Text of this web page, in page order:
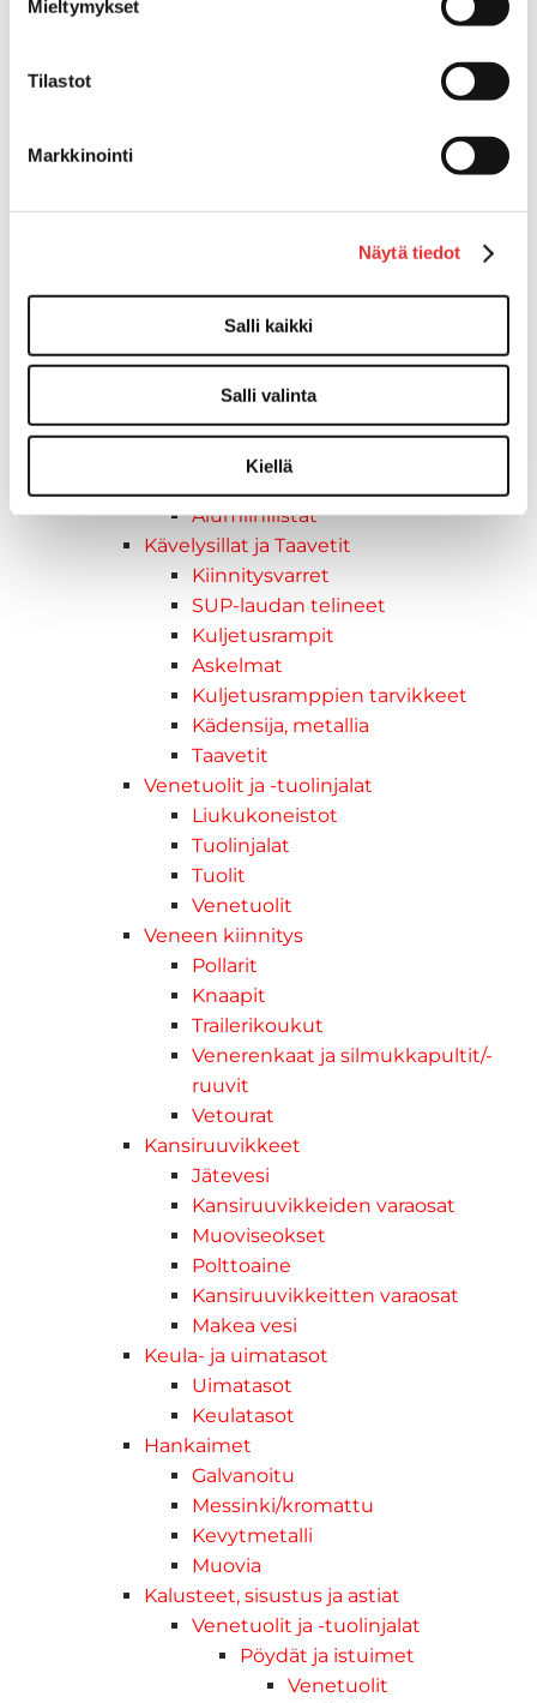
Mieltymykset
Tilastot
Markkinointi
Näytä tiedot
Salli kaikki
Salli valinta
Kiellä
Kävelysillat
Lepuuttajan kiinnike
Tuulilasin kiinnike
Reuna-, köli-, törmäyslistat ja kansikate
Törmäyslista
Kansikate
Alumiinilistat
Kävelysillat ja Taavetit
Kiinnitysvarret
SUP-laudan telineet
Kuljetusrampit
Askelmat
Kuljetusramppien tarvikkeet
Kädensija, metallia
Taavetit
Venetuolit ja -tuolinjalat
Liukukoneistot
Tuolinjalat
Tuolit
Venetuolit
Veneen kiinnitys
Pollarit
Knaapit
Trailerikoukut
Venerenkaat ja silmukkapultit/-
ruuvit
Vetourat
Kansiruuvikkeet
Jätevesi
Kansiruuvikkeiden varaosat
Muoviseokset
Polttoaine
Kansiruuvikkeitten varaosat
Makea vesi
Keula- ja uimatasot
Uimatasot
Keulatasot
Hankaimet
Galvanoitu
Messinki/kromattu
Kevytmetalli
Muovia
Kalusteet, sisustus ja astiat
Venetuolit ja -tuolinjalat
Pöydät ja istuimet
Venetuolit